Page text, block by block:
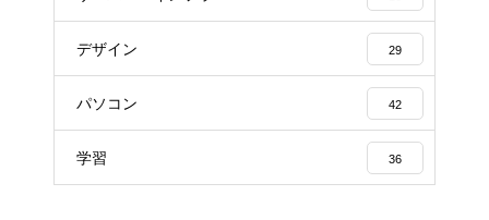
デザイン 29
パソコン 42
学習 36